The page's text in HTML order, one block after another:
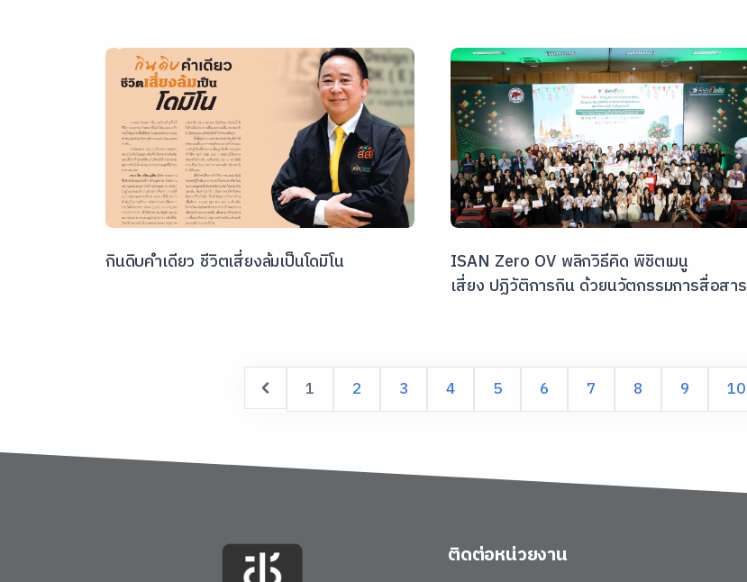
กินดิบคำเดียว ชีวิตเสี่ยงล้มเป็นโดมิโน
ISAN Zero OV พลิกวิธีคิด พิชิตเมนู
เสี่ยง ปฏิวัติการกิน ด้วยนวัตกรรมการสื่อสาร
1 2 3 4 5 6 7 8 9 10
ติดต่อหน่วยงาน